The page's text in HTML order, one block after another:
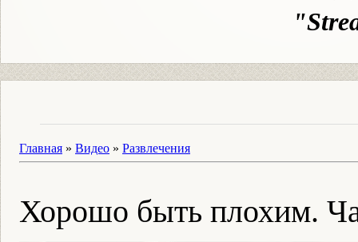
Главная » Видео » Развлечения
Хорошо быть плохим.